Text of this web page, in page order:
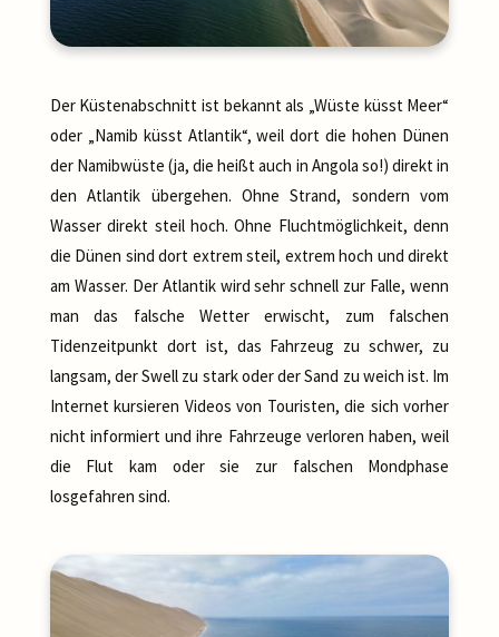
Der Küstenabschnitt ist bekannt als „Wüste küsst Meer“
oder „Namib küsst Atlantik“, weil dort die hohen Dünen
der Namibwüste (ja, die heißt auch in Angola so!) direkt in
den Atlantik übergehen. Ohne Strand, sondern vom
Wasser direkt steil hoch. Ohne Fluchtmöglichkeit, denn
die Dünen sind dort extrem steil, extrem hoch und direkt
am Wasser. Der Atlantik wird sehr schnell zur Falle, wenn
man das falsche Wetter erwischt, zum falschen
Tidenzeitpunkt dort ist, das Fahrzeug zu schwer, zu
langsam, der Swell zu stark oder der Sand zu weich ist. Im
Internet kursieren Videos von Touristen, die sich vorher
nicht informiert und ihre Fahrzeuge verloren haben, weil
die Flut kam oder sie zur falschen Mondphase
losgefahren sind.